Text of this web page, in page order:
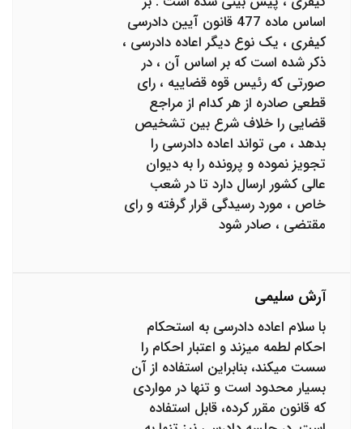
اساس ماده 477 قانون آیین دادرسی
کیفری ، یک نوع دیگر اعاده دادرسی ،
ذکر شده است که بر اساس آن ، در
صورتی که رئیس قوه قضاییه ، رای
قطعی صادره از هر کدام از مراجع
قضایی را خلاف شرع بین تشخیص
بدهد ، می تواند اعاده دادرسی را
تجویز نموده و پرونده را به دیوان
عالی کشور ارسال دارد تا در شعب
خاص ، مورد رسیدگی قرار گرفته و رای
مقتضی ، صادر شود
آرش سلیمی
با سلام اعاده دادرسی به استحکام
احکام لطمه می‎زند و اعتبار احکام را
سست می‎کند، بنابراین استفاده از آن
بسیار محدود است و تنها در مواردی
که قانون مقرر کرده، قابل استفاده